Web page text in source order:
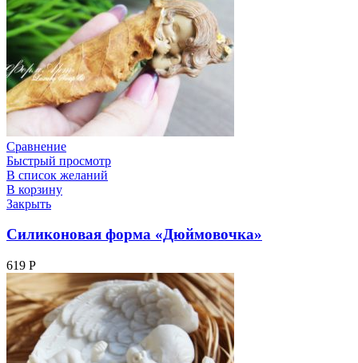
Сравнение
Быстрый просмотр
В список желаний
В корзину
Закрыть
Силиконовая форма «Дюймовочка»
619 Р